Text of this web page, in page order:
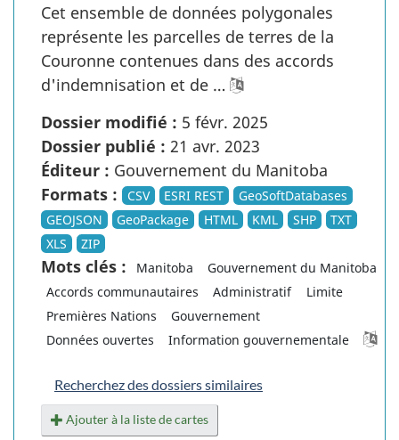
Cet ensemble de données polygonales
représente les parcelles de terres de la
Couronne contenues dans des accords
d'indemnisation et de …
Dossier modifié : 5 févr. 2025
Dossier publié : 21 avr. 2023
Éditeur : Gouvernement du Manitoba
Formats :
CSV ESRI REST
GeoSoftDatabases
GEOJSON
GeoPackage HTML KML SHP
TXT
XLS
ZIP
Mots clés : Manitoba
Gouvernement du Manitoba
Accords communautaires
Administratif
Limite
Premières Nations
Gouvernement
Données ouvertes
Information gouvernementale
Recherchez des dossiers similaires
Ajouter à la liste de cartes